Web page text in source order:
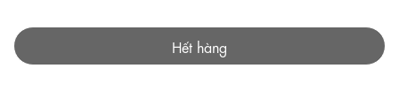
Hết hàng